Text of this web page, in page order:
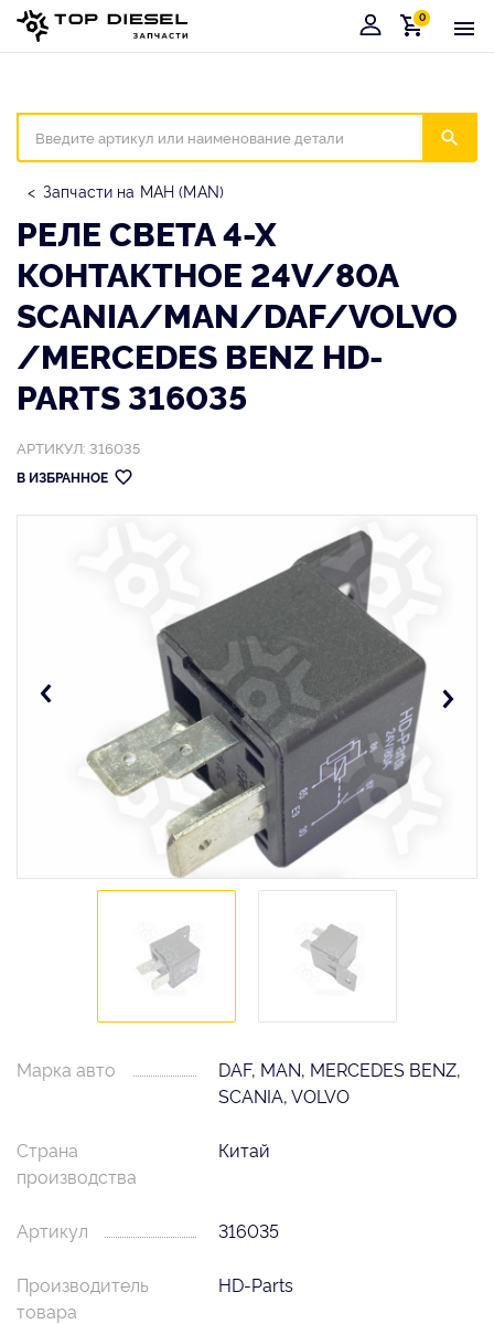
Корзина
0
Запчасти на МАН (MAN)
РЕЛЕ СВЕТА 4-Х
КОНТАКТНОЕ 24V/80A
SCANIA/MAN/DAF/VOLVO
/MERCEDES BENZ HD-
PARTS 316035
АРТИКУЛ: 316035
В ИЗБРАННОЕ
Марка авто
DAF, MAN, MERCEDES BENZ,
SCANIA, VOLVO
Страна
производства
Китай
Артикул 316035
Производитель
товара
HD-Parts